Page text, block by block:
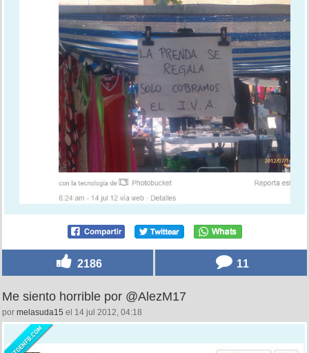
2186 11
Me siento horrible por @AlezM17
por melasuda15 el 14 jul 2012, 04:18